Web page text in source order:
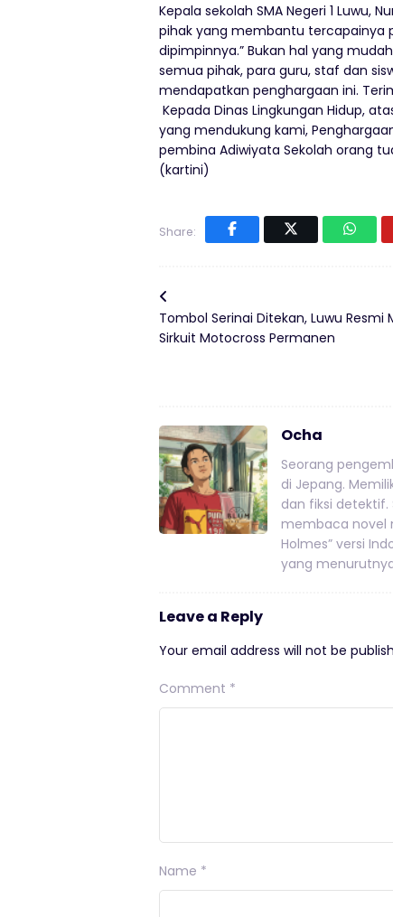
Kepala sekolah SMA Negeri 1 Luwu,
pihak yang membantu tercapainya
dipimpinnya.” Bukan hal yang
semua pihak, para guru, staf dan
mendapatkan penghargaan ini.
Kepada Dinas Lingkungan Hidup,
yang mendukung kami,
pembina Adiwiyata Sekolah orang
(kartini)
Share:
Tombol Serinai Ditekan, Luwu Resmi
Sirkuit Motocross Permanen
Ocha
Seorang
di Jepang.
dan fiksi
membaca novel
Holmes” versi
yang
Leave a Reply
Your email address will not be
Comment *
Name *